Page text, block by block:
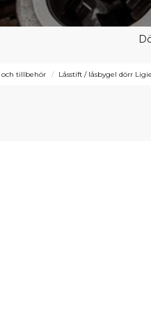
och tillbehör Låsstift / låsbygel dörr